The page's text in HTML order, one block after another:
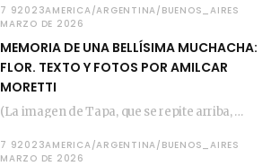
7 92023AMERICA/ARGENTINA/BUENOS_AIRES
MARZO DE 2026
MEMORIA DE UNA BELLÍSIMA MUCHACHA:
FLOR. TEXTO Y FOTOS POR AMILCAR
MORETTI
(La imagen de Tapa, que se repite arriba, fue compuesta por Amilcar Moretti el viernes…
7 92023AMERICA/ARGENTINA/BUENOS_AIRES
MARZO DE 2026